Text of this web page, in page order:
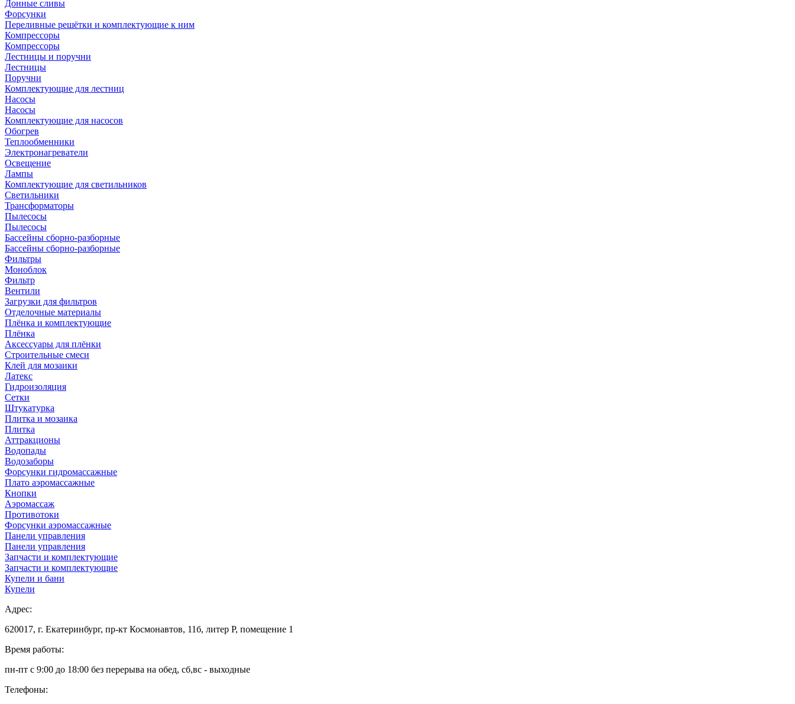
Донные сливы
Форсунки
Переливные решётки и комплектующие к ним
Компрессоры
Компрессоры
Лестницы и поручни
Лестницы
Поручни
Комплектующие для лестниц
Насосы
Насосы
Комплектующие для насосов
Обогрев
Теплообменники
Электронагреватели
Освещение
Лампы
Комплектующие для светильников
Светильники
Трансформаторы
Пылесосы
Пылесосы
Бассейны сборно-разборные
Бассейны сборно-разборные
Фильтры
Моноблок
Фильтр
Вентили
Загрузки для фильтров
Отделочные материалы
Плёнка и комплектующие
Плёнка
Аксессуары для плёнки
Строительные смеси
Клей для мозаики
Латекс
Гидроизоляция
Сетки
Штукатурка
Плитка и мозаика
Плитка
Аттракционы
Водопады
Водозаборы
Форсунки гидромассажные
Плато аэромассажные
Кнопки
Аэромассаж
Противотоки
Форсунки аэромассажные
Панели управления
Панели управления
Запчасти и комплектующие
Запчасти и комплектующие
Купели и бани
Купели
Адрес:
620017, г. Екатеринбург, пр-кт Космонавтов, 11б, литер Р, помещение 1
Время работы:
пн-пт с 9:00 до 18:00 без перерыва на обед, сб,вс - выходные
Телефоны: